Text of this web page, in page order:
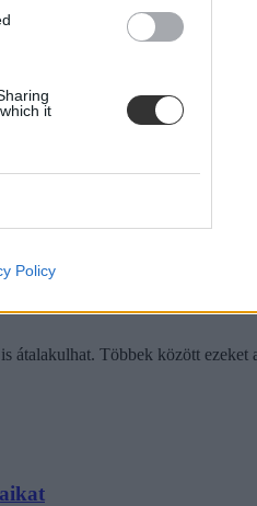
it
Policy
díj összege sem egységes. Míg
intézményekben.
hallgatót érinthet a
– számolt be tapasztalatairól
Többek között ezeket